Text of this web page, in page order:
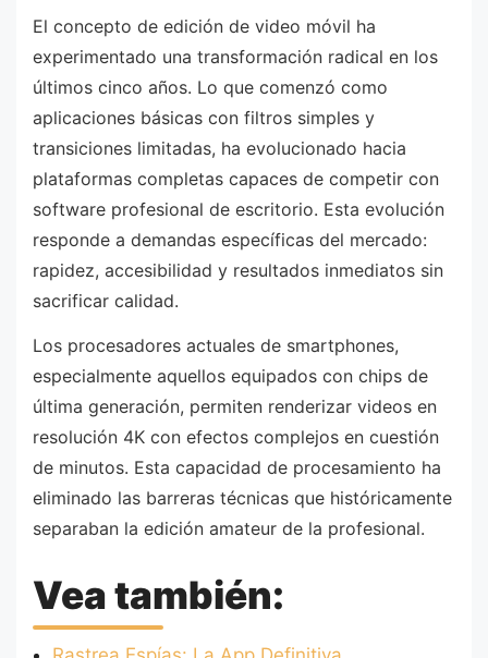
El concepto de edición de video móvil ha
experimentado una transformación radical en los
últimos cinco años. Lo que comenzó como
aplicaciones básicas con filtros simples y
transiciones limitadas, ha evolucionado hacia
plataformas completas capaces de competir con
software profesional de escritorio. Esta evolución
responde a demandas específicas del mercado:
rapidez, accesibilidad y resultados inmediatos sin
sacrificar calidad.
Los procesadores actuales de smartphones,
especialmente aquellos equipados con chips de
última generación, permiten renderizar videos en
resolución 4K con efectos complejos en cuestión
de minutos. Esta capacidad de procesamiento ha
eliminado las barreras técnicas que históricamente
separaban la edición amateur de la profesional.
Vea también: